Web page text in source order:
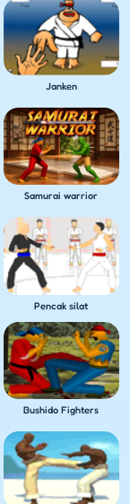
Janken
Samurai warrior
Pencak silat
Bushido Fighters